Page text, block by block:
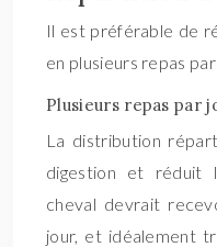
Il est préférable de
en plusieurs repas
Plusieurs repas par
La distribution
digestion et réduit
cheval devrait
jour, et idéalement